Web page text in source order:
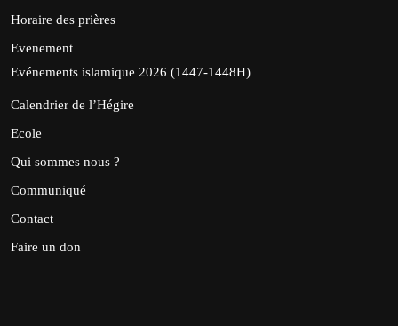
Horaire des prières
Evenement
Evénements islamique 2026 (1447-1448H)
Calendrier de l’Hégire
Ecole
Qui sommes nous ?
Communiqué
Contact
Faire un don